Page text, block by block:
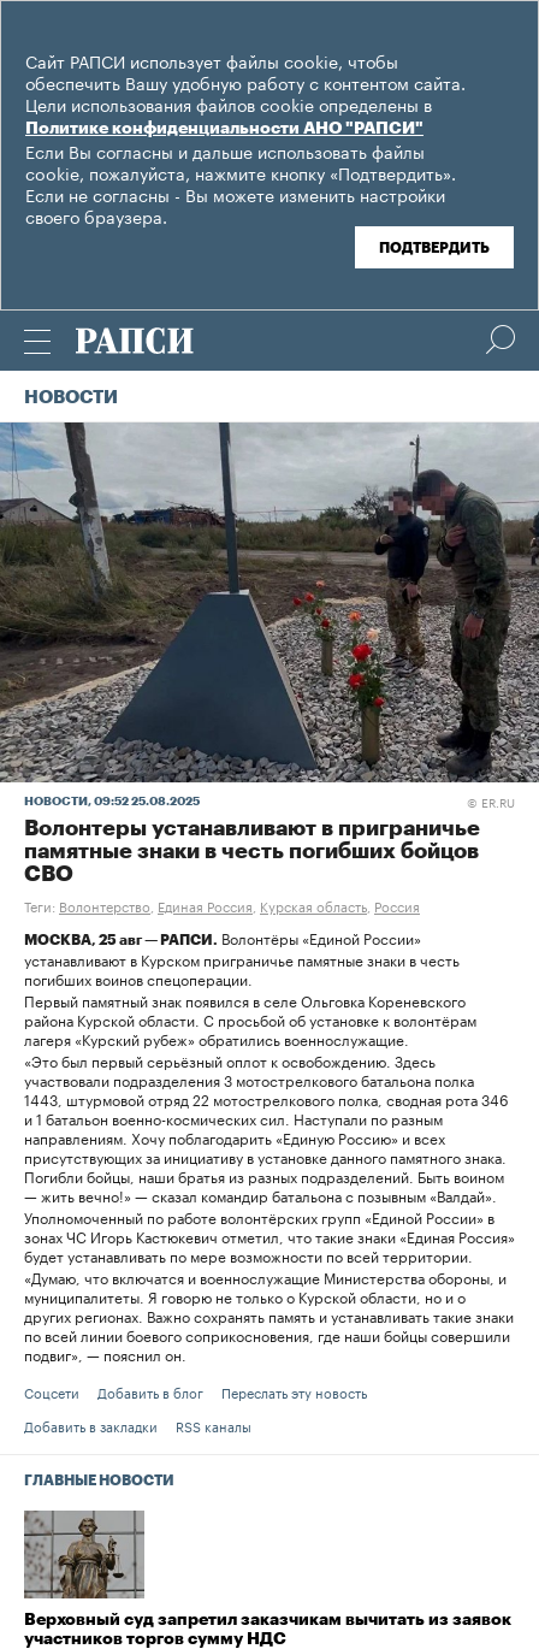
Сайт РАПСИ использует файлы cookie, чтобы
обеспечить Вашу удобную работу с контентом сайта.
Цели использования файлов cookie определены в
Политике конфиденциальности АНО "РАПСИ"
Если Вы согласны и дальше использовать файлы
cookie, пожалуйста, нажмите кнопку «Подтвердить».
Если не согласны - Вы можете изменить настройки
своего браузера.
ПОДТВЕРДИТЬ
НОВОСТИ
НОВОСТИ , 09:52 25.08.2025 © ER.RU
Волонтеры устанавливают в приграничье
памятные знаки в честь погибших бойцов
СВО
Теги: Волонтерство Единая Россия Курская область Россия
МОСКВА, 25 авг — РАПСИ. Волонтёры «Единой России»
устанавливают в Курском приграничье памятные знаки в честь
погибших воинов спецоперации.
Первый памятный знак появился в селе Ольговка Кореневского
района Курской области. С просьбой об установке к волонтёрам
лагеря «Курский рубеж» обратились военнослужащие.
«Это был первый серьёзный оплот к освобождению. Здесь
участвовали подразделения 3 мотострелкового батальона полка
1443, штурмовой отряд 22 мотострелкового полка, сводная рота 346
и 1 батальон военно-космических сил. Наступали по разным
направлениям. Хочу поблагодарить «Единую Россию» и всех
присутствующих за инициативу в установке данного памятного знака.
Погибли бойцы, наши братья из разных подразделений. Быть воином
— жить вечно!» — сказал командир батальона с позывным «Валдай».
Уполномоченный по работе волонтёрских групп «Единой России» в
зонах ЧС Игорь Кастюкевич отметил, что такие знаки «Единая Россия»
будет устанавливать по мере возможности по всей территории.
«Думаю, что включатся и военнослужащие Министерства обороны, и
муниципалитеты. Я говорю не только о Курской области, но и о
других регионах. Важно сохранять память и устанавливать такие знаки
по всей линии боевого соприкосновения, где наши бойцы совершили
подвиг», — пояснил он.
Соцсети Добавить в блог
Переслать эту новость
Добавить в закладки
RSS каналы
ГЛАВНЫЕ НОВОСТИ
Верховный суд запретил заказчикам вычитать из заявок
участников торгов сумму НДС